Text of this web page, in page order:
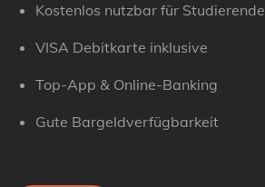
Kostenlos nutzbar für Studierende
VISA Debitkarte inklusive
Top-App & Online-Banking
Gute Bargeldverfügbarkeit